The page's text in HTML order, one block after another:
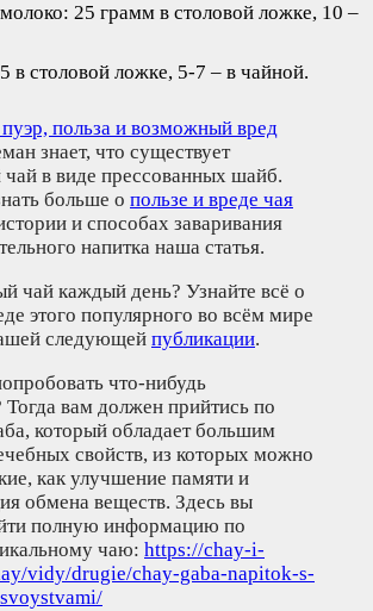
25 грамм в столовой ложке, 10 –
в столовой ложке, 5-7 – в чайной.
знает, что существует
в виде прессованных шайб.
больше о пользе и вреде чая
и способах заваривания
напитка наша статья.
чай каждый день? Узнайте всё о
этого популярного во всём мире
следующей публикации.
что-нибудь
вам должен прийтись по
который обладает большим
свойств, из которых можно
как улучшение памяти и
обмена веществ. Здесь вы
полную информацию по
чаю: https://chay-i-
vidy/drugie/chay-gaba-napitok-s-